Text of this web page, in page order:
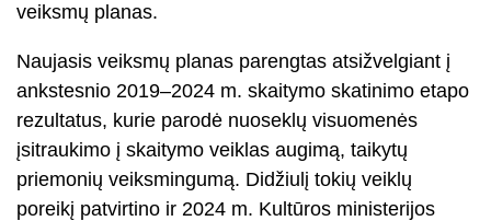
veiksmų planas.
Naujasis veiksmų planas parengtas atsižvelgiant į
ankstesnio 2019–2024 m. skaitymo skatinimo etapo
rezultatus, kurie parodė nuoseklų visuomenės
įsitraukimo į skaitymo veiklas augimą, taikytų
priemonių veiksmingumą. Didžiulį tokių veiklų
poreikį patvirtino ir 2024 m. Kultūros ministerijos